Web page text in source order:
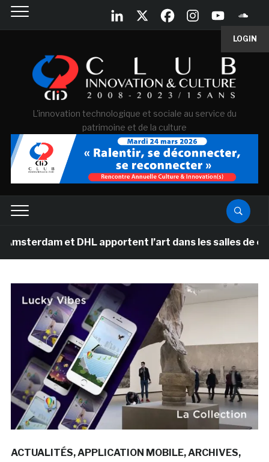
LOGIN
L'innovation technologique et sociale au service du
patrimoine et de la culture
et DHL apportent l’art dans les salles de classe des
ACTUALITÉS APPLICATION MOBILE ARCHIVES